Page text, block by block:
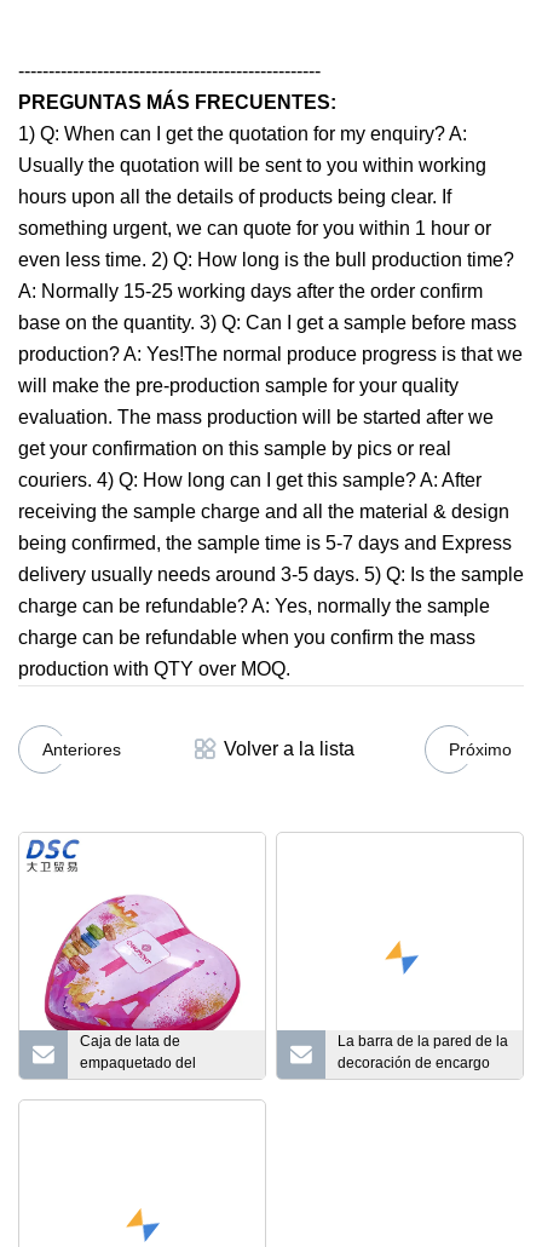
--------------------------------------------------
PREGUNTAS MÁS FRECUENTES:
1) Q: When can I get the quotation for my enquiry? A:
Usually the quotation will be sent to you within working
hours upon all the details of products being clear. If
something urgent, we can quote for you within 1 hour or
even less time. 2) Q: How long is the bull production time?
A: Normally 15-25 working days after the order confirm
base on the quantity. 3) Q: Can I get a sample before mass
production? A: Yes!The normal produce progress is that we
will make the pre-production sample for your quality
evaluation. The mass production will be started after we
get your confirmation on this sample by pics or real
couriers. 4) Q: How long can I get this sample? A: After
receiving the sample charge and all the material & design
being confirmed, the sample time is 5-7 days and Express
delivery usually needs around 3-5 days. 5) Q: Is the sample
charge can be refundable? A: Yes, normally the sample
charge can be refundable when you confirm the mass
production with QTY over MOQ.
Anteriores Volver a la lista Próximo
Caja de lata de
empaquetado del
caramelo de chocolate en
La barra de la pared de la
decoración de encargo
hace a mano los carteles